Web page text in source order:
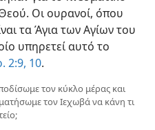
Οι ουρανοί, όπου
τα Άγια των Αγίων του
υπηρετεί αυτό το
2:9, 10.
τον κύκλο μέρας και
τον Ιεχωβά να κάνη τι